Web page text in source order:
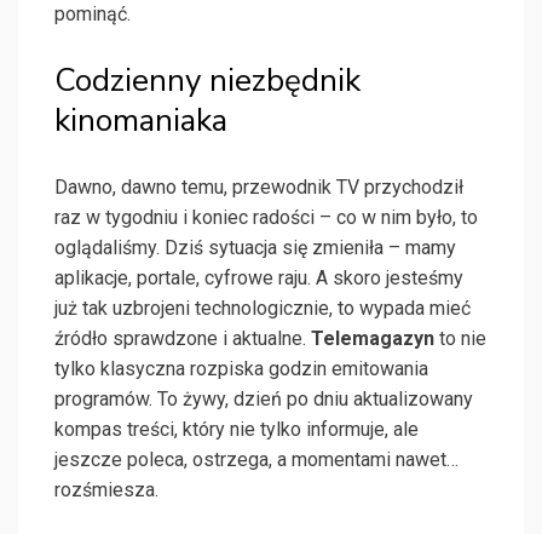
pominąć.
Codzienny niezbędnik
kinomaniaka
Dawno, dawno temu, przewodnik TV przychodził
raz w tygodniu i koniec radości – co w nim było, to
oglądaliśmy. Dziś sytuacja się zmieniła – mamy
aplikacje, portale, cyfrowe raju. A skoro jesteśmy
już tak uzbrojeni technologicznie, to wypada mieć
źródło sprawdzone i aktualne. Telemagazyn to nie
tylko klasyczna rozpiska godzin emitowania
programów. To żywy, dzień po dniu aktualizowany
kompas treści, który nie tylko informuje, ale
jeszcze poleca, ostrzega, a momentami nawet…
rozśmiesza.